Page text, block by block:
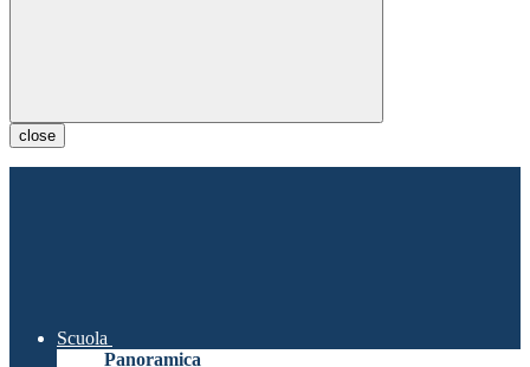
close
Scuola
Panoramica